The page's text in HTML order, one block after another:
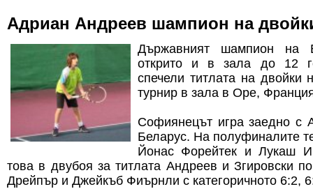
Адриан Андреев шампион на
Държавният шампион на
открито и в зала до 12
спечели титлата на двойки
турнир в зала в Оре,
Софиянецът игра заедно с
Беларус. На полуфиналите
Йонас Форейтек и Лукаш
това в двубоя за титлата Андреев и Згировски
Дрейпър и Джейкъб Фиърнли с категоричното 6:2,